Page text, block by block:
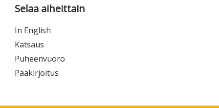
Selaa aiheittain
In English
Katsaus
Puheenvuoro
Pääkirjoitus